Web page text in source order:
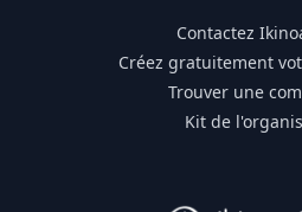
Contactez
Créez gratuitement
Trouver une
Kit de